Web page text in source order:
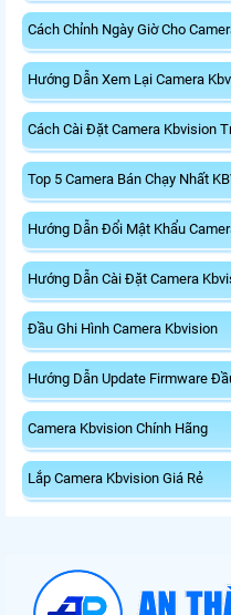
Cách Chỉnh Ngày Giờ Cho
Hướng Dẫn Xem Lại Camera
Cách Cài Đặt Camera Kbvision
Top 5 Camera Bán Chạy Nhất
Hướng Dẫn Đổi Mật Khẩu
Hướng Dẫn Cài Đặt Camera
Đầu Ghi Hình Camera Kbvision
Hướng Dẫn Update Firmware
Camera Kbvision Chính Hãng
Lắp Camera Kbvision Giá Rẻ